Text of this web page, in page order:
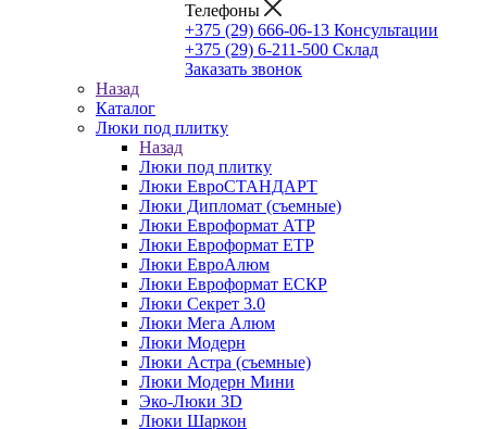
Телефоны
+375 (29) 666-06-13 Консультации
+375 (29) 6-211-500 Склад
Заказать звонок
Назад
Каталог
Люки под плитку
Назад
Люки под плитку
Люки ЕвроСТАНДАРТ
Люки Дипломат (съемные)
Люки Евроформат АТР
Люки Евроформат ЕТР
Люки ЕвроАлюм
Люки Евроформат ЕСКР
Люки Секрет 3.0
Люки Мега Алюм
Люки Модерн
Люки Астра (съемные)
Люки Модерн Мини
Эко-Люки 3D
Люки Шаркон